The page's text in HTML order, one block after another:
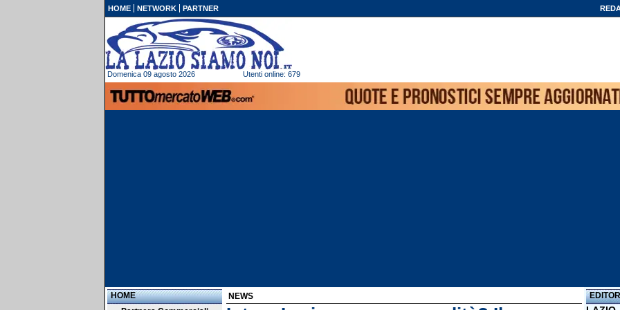
HOME NETWORK PARTNER
Domenica 09 agosto 2026 Utenti online: 679
HOME
NEWS